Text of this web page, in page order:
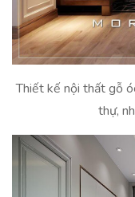
Thiết kế nội thất gỗ
thự,